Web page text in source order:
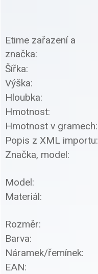
Etime zařazení a
značka:
Šířka:
Výška:
Hloubka:
Hmotnost:
Hmotnost v gramech:
Popis z XML importu:
Značka, model:
Model:
Materiál:
Rozměr:
Barva:
Náramek/řemínek:
EAN: